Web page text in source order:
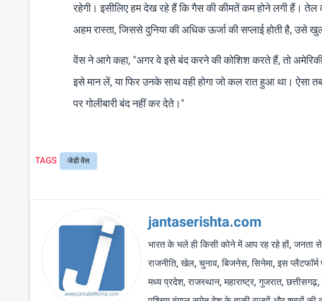
रहेगी। इसीलिए हम देख रहे हैं कि गैस की कीमतें कम होने लगी हैं। तेल
अहम रास्ता, जिससे दुनिया की अधिक ऊर्जा की सप्लाई होती है, उसे
वेंस ने आगे कहा, "अगर वे इसे बंद करने की कोशिश करते हैं, तो
इसे मान लें, या फिर उनके साथ वही होगा जो कल रात हुआ था। ऐसा
पर गोलीबारी बंद नहीं कर देते।"
TAGS जेडी वेंस
jantaserishta.com
भारत के भले ही किसी कोने में आप रह रहे हों, जनता से
राजनीति, खेल, चुनाव, बिजनेस, सिनेमा, इस
मध्य प्रदेश, राजस्थान, महाराष्ट्र, गुजरात,